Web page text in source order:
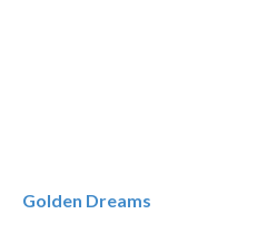
Golden Dreams